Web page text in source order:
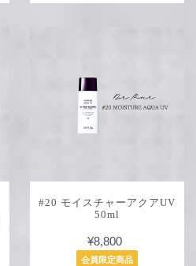
#20 モイスチャーアクアUV
50ml
¥8,800
会員限定商品